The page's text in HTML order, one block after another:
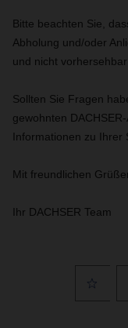
Bitte beachten Sie,
Abholung und/oder
und nicht vorhersehbar
Sollten Sie Fragen
gewohnten
Informationen zu Ihrer
Mit freundlichen
Ihr DACHSER Team